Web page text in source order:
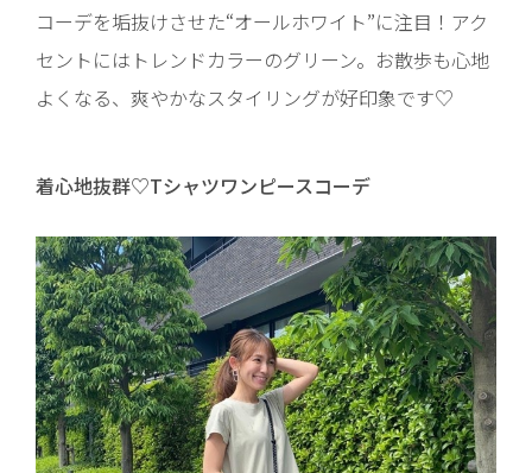
コーデを垢抜けさせた“オールホワイト”に注目！アク
セントにはトレンドカラーのグリーン。お散歩も心地
よくなる、爽やかなスタイリングが好印象です♡
着心地抜群♡Tシャツワンピースコーデ